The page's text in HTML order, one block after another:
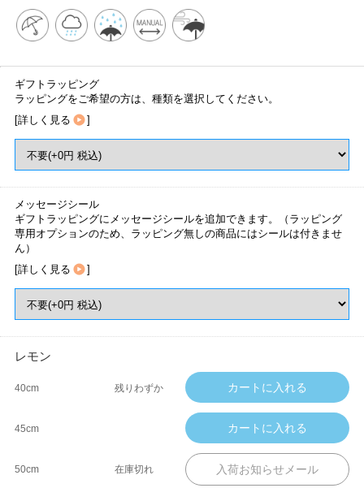
ギフトラッピング
ラッピングをご希望の方は、種類を選択してください。
[詳しく見る ]
メッセージシール
ギフトラッピングにメッセージシールを追加できます。（ラッピング
専用オプションのため、ラッピング無しの商品にはシールは付きませ
ん）
[詳しく見る ]
レモン
40cm 残りわずか
45cm
50cm 在庫切れ